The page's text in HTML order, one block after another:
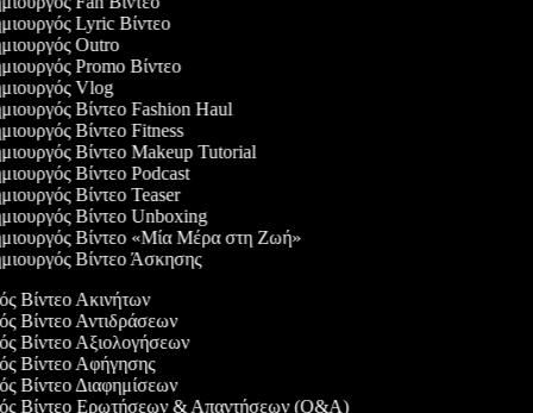
Lyric Βίντεο
Outro
Promo Βίντεο
Vlog
Βίντεο Fashion Haul
Βίντεο Fitness
Βίντεο Makeup Tutorial
Βίντεο Podcast
Βίντεο Teaser
Βίντεο Unboxing
Βίντεο «Μία Μέρα στη Ζωή»
Βίντεο Άσκησης
Βίντεο Ακινήτων
Βίντεο Αντιδράσεων
Βίντεο Αξιολογήσεων
Βίντεο Αφήγησης
Βίντεο Διαφημίσεων
Βίντεο Ερωτήσεων & Απαντήσεων (Q&A)